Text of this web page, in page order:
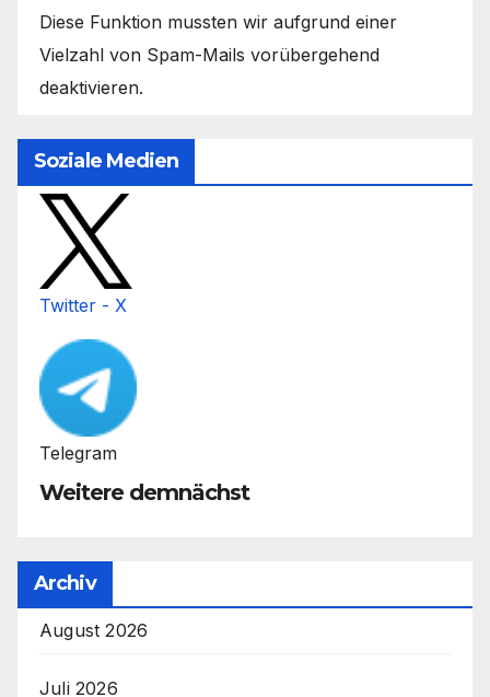
Diese Funktion mussten wir aufgrund einer
Vielzahl von Spam-Mails vorübergehend
deaktivieren.
Soziale Medien
Twitter - X
Telegram
Weitere demnächst
Archiv
August 2026
Juli 2026